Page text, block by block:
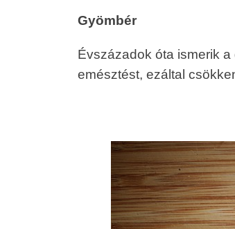
Gyömbér
Évszázadok óta ismerik
emésztést, ezáltal